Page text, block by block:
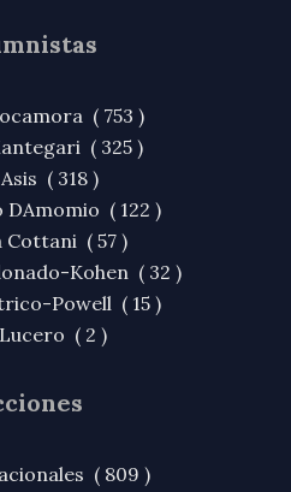
( 753 )
( 325 )
( 318 )
DAmomio ( 122 )
Cottani ( 57 )
Kohen ( 32 )
Powell ( 15 )
( 2 )
( 809 )